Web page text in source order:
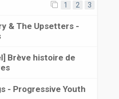
1 2 3
& The Upsetters -
Brève histoire de
- Progressive Youth